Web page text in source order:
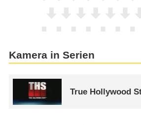
Kamera in Serien
True Hollywood